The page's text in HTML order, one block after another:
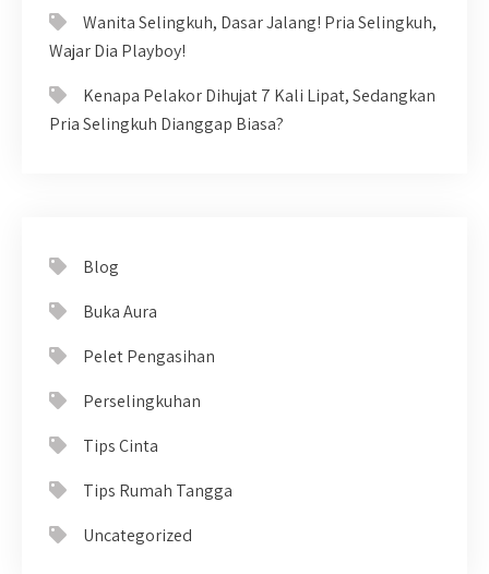
Wanita Selingkuh, Dasar Jalang! Pria Selingkuh,
Wajar Dia Playboy!
Kenapa Pelakor Dihujat 7 Kali Lipat, Sedangkan
Pria Selingkuh Dianggap Biasa?
Blog
Buka Aura
Pelet Pengasihan
Perselingkuhan
Tips Cinta
Tips Rumah Tangga
Uncategorized